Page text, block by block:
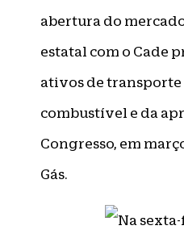
abertura do
estatal com o Cade
ativos de
combustível e da
Congresso, em
Gás.